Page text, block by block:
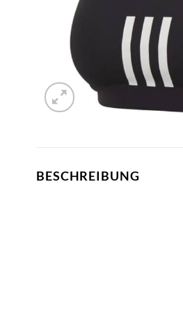
BESCHREIBUNG